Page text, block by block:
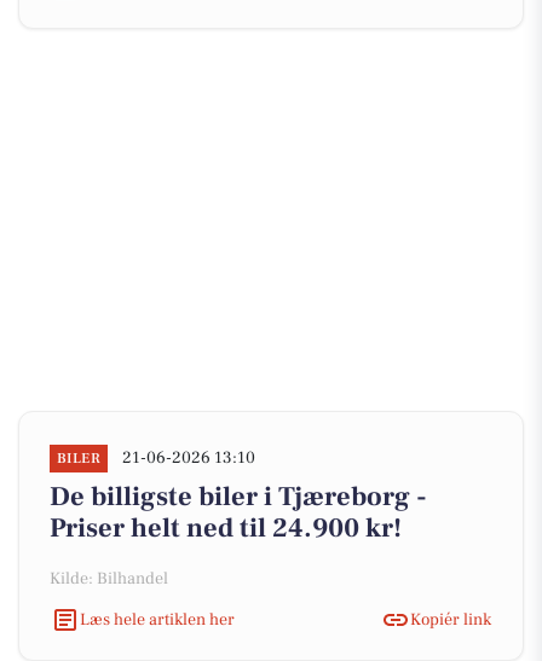
BILER 21-06-2026 13:10
De billigste biler i Tjæreborg -
Priser helt ned til 24.900 kr!
Kilde: Bilhandel
Læs hele artiklen her
Kopiér link